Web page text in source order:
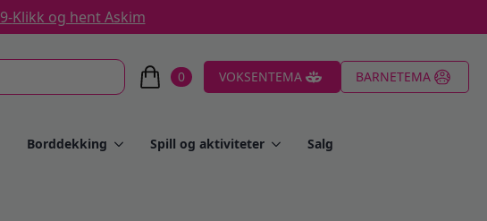
Klikk og hent Askim
0 VOKSENTEMA BARNETEMA
Borddekking Spill og aktiviteter Salg